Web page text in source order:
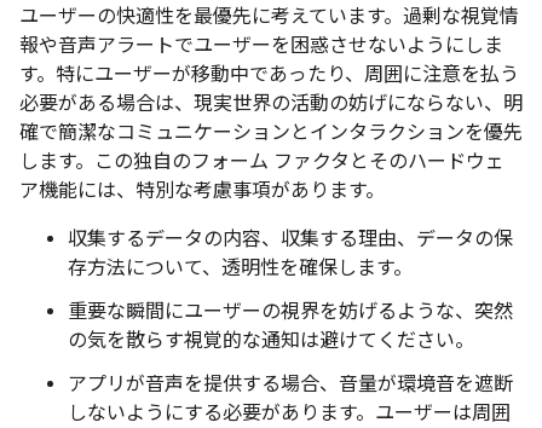
ユーザーの快適性を最優先に考えています。過剰な視覚情
報や音声アラートでユーザーを困惑させないようにしま
す。特にユーザーが移動中であったり、周囲に注意を払う
必要がある場合は、現実世界の活動の妨げにならない、明
確で簡潔なコミュニケーションとインタラクションを優先
します。この独自のフォーム ファクタとそのハードウェ
ア機能には、特別な考慮事項があります。
収集するデータの内容、収集する理由、データの保
存方法について、透明性を確保します。
重要な瞬間にユーザーの視界を妨げるような、突然
の気を散らす視覚的な通知は避けてください。
アプリが音声を提供する場合、音量が環境音を遮断
しないようにする必要があります。ユーザーは周囲